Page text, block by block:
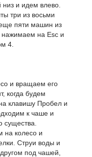
и идем влево.
три из восьми
пяти машин из
на Esc и
4.
и вращаем его
когда будем
клавишу Пробел и
к чаше и
существа.
на колесо и
Струи воды и
под чашей,